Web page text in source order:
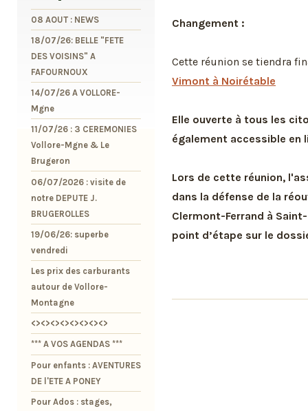
Changement :
Cette réunion se tiendra
Vimont à Noirétable
Elle ouverte à tous les
également accessible en
Lors de cette réunion,
dans la défense de la
Clermont-Ferrand à
point d’étape sur le
08 AOUT : NEWS
18/07/26: BELLE "FETE
DES VOISINS" A
FAFOURNOUX
14/07/26 A VOLLORE-
Mgne
11/07/26 : 3 CEREMONIES
Vollore-Mgne & Le
Brugeron
06/07/2026 : visite de
notre DEPUTE J.
BRUGEROLLES
19/06/26: superbe
vendredi
Les prix des carburants
autour de Vollore-
Montagne
<><><><><><><><>
*** A VOS AGENDAS ***
Pour enfants : AVENTURES
DE l'ETE A PONEY
Pour Ados : stages,